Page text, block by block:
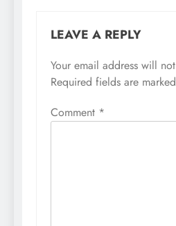
LEAVE A REPLY
Your email address will
Required fields are marked
Comment *